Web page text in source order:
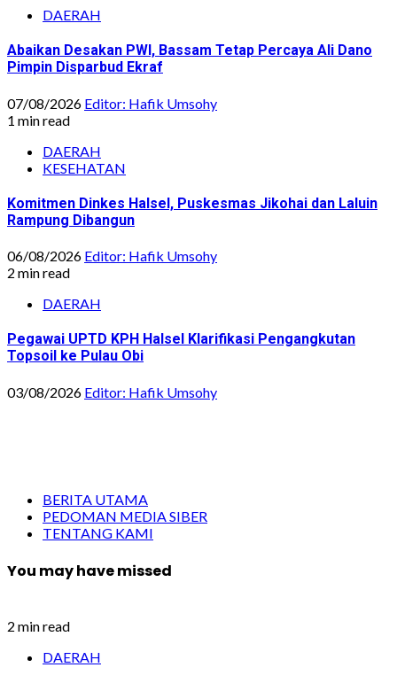
DAERAH
Abaikan Desakan PWI, Bassam Tetap Percaya Ali Dano
Pimpin Disparbud Ekraf
07/08/2026 Editor: Hafik Umsohy
1 min read
DAERAH
KESEHATAN
Komitmen Dinkes Halsel, Puskesmas Jikohai dan Laluin
Rampung Dibangun
06/08/2026 Editor: Hafik Umsohy
2 min read
DAERAH
Pegawai UPTD KPH Halsel Klarifikasi Pengangkutan
Topsoil ke Pulau Obi
03/08/2026 Editor: Hafik Umsohy
BERITA UTAMA
PEDOMAN MEDIA SIBER
TENTANG KAMI
You may have missed
2 min read
DAERAH